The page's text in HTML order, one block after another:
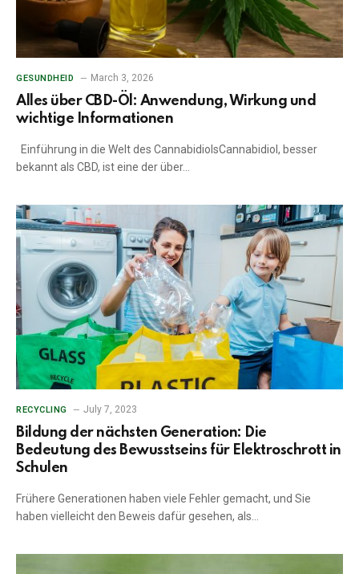
GESUNDHEID March 3, 2026
Alles über CBD-Öl: Anwendung, Wirkung und
wichtige Informationen
Einführung in die Welt des CannabidiolsCannabidiol, besser
bekannt als CBD, ist eine der über…
RECYCLING July 7, 2023
Bildung der nächsten Generation: Die
Bedeutung des Bewusstseins für Elektroschrott in
Schulen
Frühere Generationen haben viele Fehler gemacht, und Sie
haben vielleicht den Beweis dafür gesehen, als…